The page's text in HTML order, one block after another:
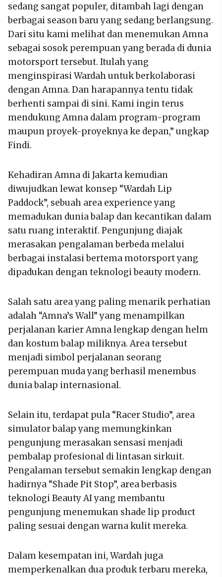
sedang sangat populer, ditambah lagi dengan
berbagai season baru yang sedang berlangsung.
Dari situ kami melihat dan menemukan Amna
sebagai sosok perempuan yang berada di dunia
motorsport tersebut. Itulah yang
menginspirasi Wardah untuk berkolaborasi
dengan Amna. Dan harapannya tentu tidak
berhenti sampai di sini. Kami ingin terus
mendukung Amna dalam program-program
maupun proyek-proyeknya ke depan,” ungkap
Findi.
Kehadiran Amna di Jakarta kemudian
diwujudkan lewat konsep “Wardah Lip
Paddock”, sebuah area experience yang
memadukan dunia balap dan kecantikan dalam
satu ruang interaktif. Pengunjung diajak
merasakan pengalaman berbeda melalui
berbagai instalasi bertema motorsport yang
dipadukan dengan teknologi beauty modern.
Salah satu area yang paling menarik perhatian
adalah “Amna’s Wall” yang menampilkan
perjalanan karier Amna lengkap dengan helm
dan kostum balap miliknya. Area tersebut
menjadi simbol perjalanan seorang
perempuan muda yang berhasil menembus
dunia balap internasional.
Selain itu, terdapat pula “Racer Studio”, area
simulator balap yang memungkinkan
pengunjung merasakan sensasi menjadi
pembalap profesional di lintasan sirkuit.
Pengalaman tersebut semakin lengkap dengan
hadirnya “Shade Pit Stop”, area berbasis
teknologi Beauty AI yang membantu
pengunjung menemukan shade lip product
paling sesuai dengan warna kulit mereka.
Dalam kesempatan ini, Wardah juga
memperkenalkan dua produk terbaru mereka,